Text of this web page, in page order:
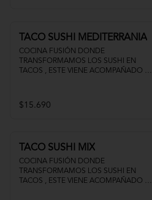
TACO SUSHI MEDITERRANIA
COCINA FUSIÓN DONDE
TRANSFORMAMOS LOS SUSHI EN
TACOS , ESTE VIENE ACOMPAÑADO DE
$15.690
TACO SUSHI MIX
COCINA FUSIÓN DONDE
TRANSFORMAMOS LOS SUSHI EN
TACOS , ESTE VIENE ACOMPAÑADO DE